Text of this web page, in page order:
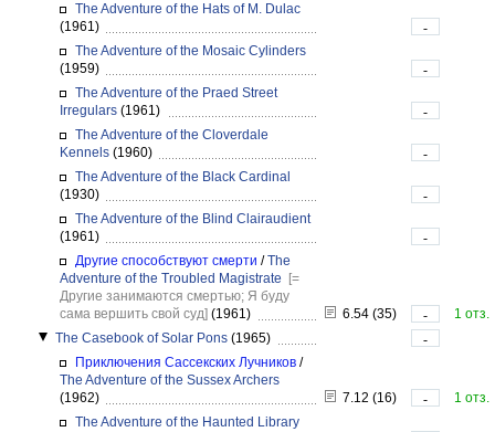
The Adventure of the Hats of M. Dulac
(1961)
-
The Adventure of the Mosaic Cylinders
(1959)
-
The Adventure of the Praed Street
Irregulars (1961)
-
The Adventure of the Cloverdale
Kennels (1960)
-
The Adventure of the Black Cardinal
(1930)
-
The Adventure of the Blind Clairaudient
(1961)
-
Другие способствуют смерти /The
Adventure of the Troubled Magistrate
[=
Другие занимаются смертью; Я буду
сама вершить свой суд] (1961) 6.54 (35) -
1 отз.
The Casebook of Solar Pons (1965)
-
Приключения Сассекских Лучников /
The Adventure of the Sussex Archers
(1962)
7.12 (16) -
1 отз.
The Adventure of the Haunted Library